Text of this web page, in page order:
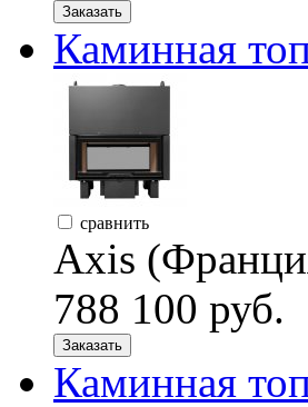
Заказать
Каминная
сравнить
Axis
788 100 руб.
Заказать
Каминная